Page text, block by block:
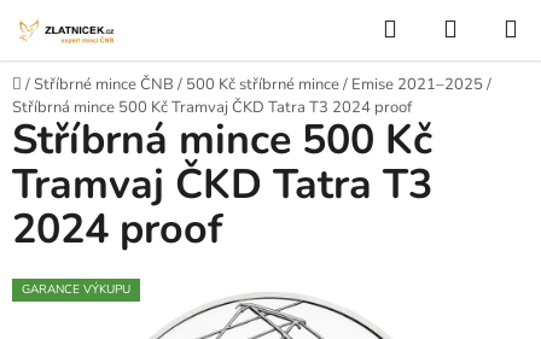
Hledat
Domů
/Stříbrné mince ČNB / 500 Kč stříbrné mince/ Emise 2021–2025/
Stříbrná mince 500 Kč Tramvaj ČKD Tatra T3 2024 proof
Stříbrná mince 500 Kč
Tramvaj ČKD Tatra T3
2024 proof
GARANCE VÝKUPU